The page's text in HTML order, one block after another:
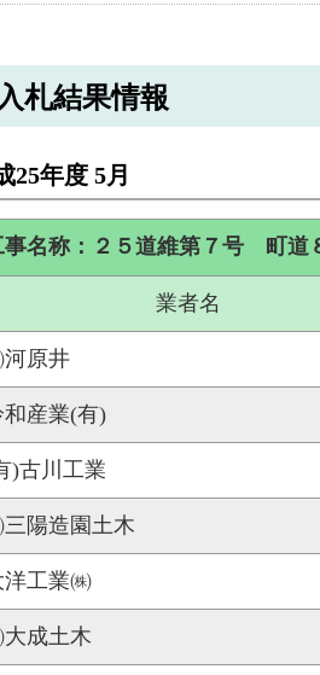
入札結果情報
25年度 5月
事名称：２５道維第７号 町道
業者名
河原井
和産業(有)
)古川工業
三陽造園土木
洋工業㈱
大成土木